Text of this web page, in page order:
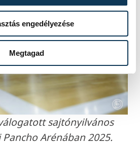
engedélyezése
Megtagad
sajtónyilvános
Arénában 2025.